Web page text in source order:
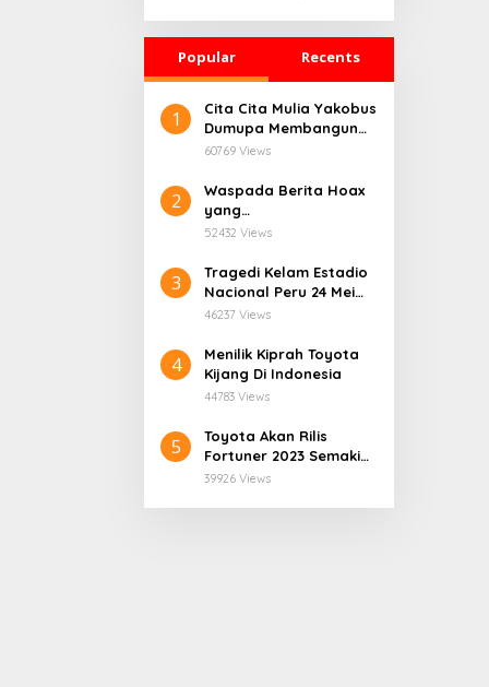
Popular Recents
1
Cita Cita Mulia Yakobus
Dumupa Membangun
Tanah Kelahiran.
60769 Views
2
Waspada Berita Hoax
yang
Mengatasnamakan
Provinsi Papua Tengah.
52432 Views
3
Tragedi Kelam Estadio
Nacional Peru 24 Mei
1964
46237 Views
4
Menilik Kiprah Toyota
Kijang Di Indonesia
44783 Views
5
Toyota Akan Rilis
Fortuner 2023 Semakin
User Friendly
39926 Views